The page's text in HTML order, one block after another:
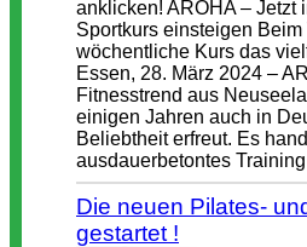
anklicken! AROHA – Jetzt
Sportkurs einsteigen
wöchentliche Kurs das
Essen, 28. März 2024 –
Fitnesstrend aus
einigen Jahren auch in
Beliebtheit erfreut. Es
ausdauerbetontes
Die neuen Pilates-
gestartet !